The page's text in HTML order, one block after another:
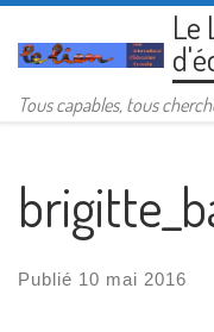
Passer au Le
Tous capables, tous
Publié 10 mai 2016